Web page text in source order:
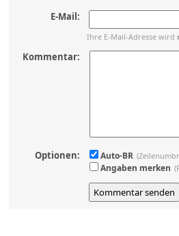
E-Mail:
Ihre E-Mail-Adresse wird
Kommentar:
Optionen: Auto-BR
Angaben merken